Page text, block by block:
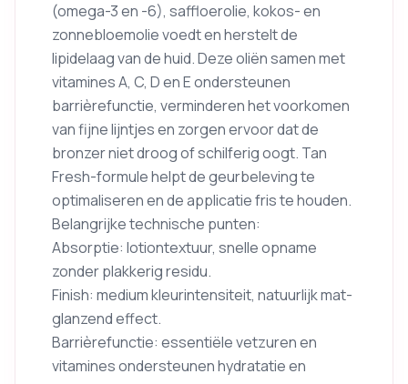
(omega-3 en -6), saffloerolie, kokos- en
zonnebloemolie voedt en herstelt de
lipidelaag van de huid. Deze oliën samen met
vitamines A, C, D en E ondersteunen
barrièrefunctie, verminderen het voorkomen
van fijne lijntjes en zorgen ervoor dat de
bronzer niet droog of schilferig oogt. Tan
Fresh-formule helpt de geurbeleving te
optimaliseren en de applicatie fris te houden.
Belangrijke technische punten:
Absorptie: lotiontextuur, snelle opname
zonder plakkerig residu.
Finish: medium kleurintensiteit, natuurlijk mat-
glanzend effect.
Barrièrefunctie: essentiële vetzuren en
vitamines ondersteunen hydratatie en